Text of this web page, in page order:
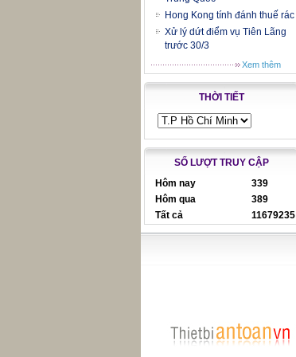
Hong Kong tính đánh thuế rác
Xử lý dứt điểm vụ Tiên Lãng
trước 30/3
Xem thêm
THỜI TIẾT
SỐ LƯỢT TRUY CẬP
Hôm nay
339
Hôm qua
389
Tất cả
11679235